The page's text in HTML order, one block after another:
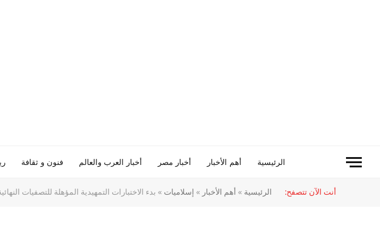
الرئيسية أهم الأخبار أخبار مصر أخبار العرب والعالم فنون و ثقافة
أنت الآن تتصفح: الرئيسية»أهم الأخبار»إسلاميات»بدء الاختبارات التمهيدية المؤهلة للتصفيات